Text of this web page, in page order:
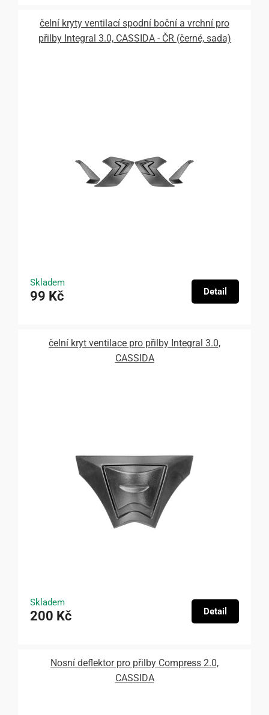
čelní kryty ventilací spodní boční a vrchní pro
přilby Integral 3.0, CASSIDA - ČR (černé, sada)
Skladem
99 Kč Detail
čelní kryt ventilace pro přilby Integral 3.0,
CASSIDA
Skladem
200 Kč Detail
Nosní deflektor pro přilby Compress 2.0,
CASSIDA